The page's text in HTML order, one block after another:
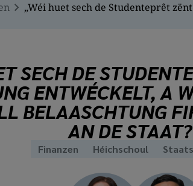
SECH DE
ENTWÉCKELT, A
BELAASCHTUNG
AN DE
Finanzen Héichschoul